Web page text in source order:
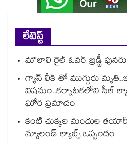
లేటెస్ట్
మౌలాలి రైల్ ఓవర్ బ్రిడ్జీ
గ్యాస్ లీక్ తో ముగ్గురు
విషమం..కర్నాటకలోని సీల్
ఘోర ప్రమాదం
కంటి చుక్కల మందుల
న్యూలండ్ ల్యాబ్స్ ఒప్పందం